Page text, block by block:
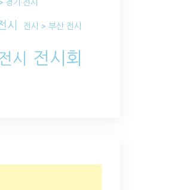
경기 전시
시 전시 > 부산 전시
시 전시회